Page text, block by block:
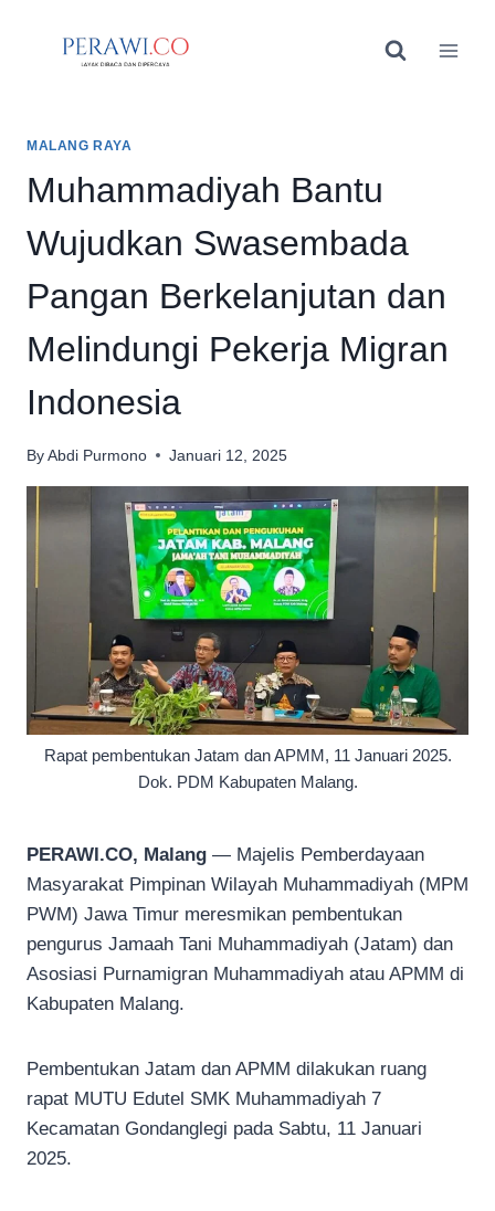
MALANG RAYA
Muhammadiyah Bantu
Wujudkan Swasembada
Pangan Berkelanjutan dan
Melindungi Pekerja Migran
Indonesia
By Abdi Purmono Januari 12, 2025
Rapat pembentukan Jatam dan APMM, 11 Januari 2025.
Dok. PDM Kabupaten Malang.
PERAWI.CO, Malang — Majelis Pemberdayaan
Masyarakat Pimpinan Wilayah Muhammadiyah (MPM
PWM) Jawa Timur meresmikan pembentukan
pengurus Jamaah Tani Muhammadiyah (Jatam) dan
Asosiasi Purnamigran Muhammadiyah atau APMM di
Kabupaten Malang.
Pembentukan Jatam dan APMM dilakukan ruang
rapat MUTU Edutel SMK Muhammadiyah 7
Kecamatan Gondanglegi pada Sabtu, 11 Januari
2025.